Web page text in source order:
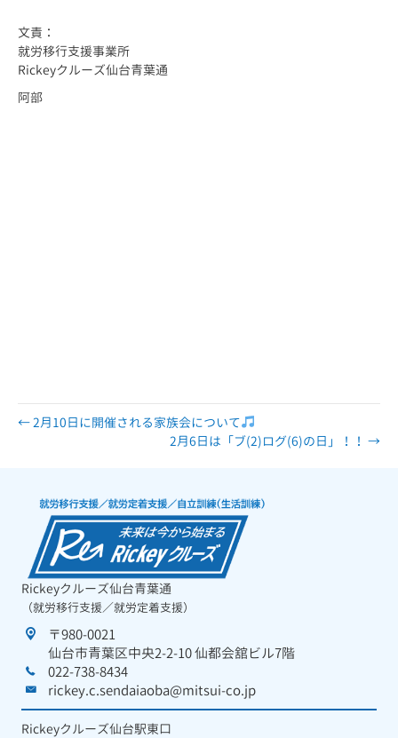
文責：
就労移行支援事業所
Rickeyクルーズ仙台青葉通
阿部
← 2月10日に開催される家族会について
2月6日は「ブ(2)ログ(6)の日」！！ →
Rickeyクルーズ仙台青葉通
（就労移行支援／就労定着支援）
〒980-0021
仙台市青葉区中央2-2-10 仙都会舘ビル7階
022-738-8434
rickey.c.sendaiaoba@mitsui-co.jp
Rickeyクルーズ仙台駅東口